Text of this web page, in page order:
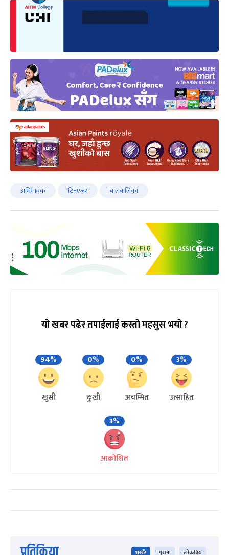
अभिभावक टिनएजर बालबालिका
यो खबर पढेर तपाईलाई कस्तो महसुस भयो ?
94%
खुसी
0%
दुःखी
0%
अचम्मित
3%
उत्साहित
3%
आक्रोशित
भर्खरै पुराना लोकप्रिय